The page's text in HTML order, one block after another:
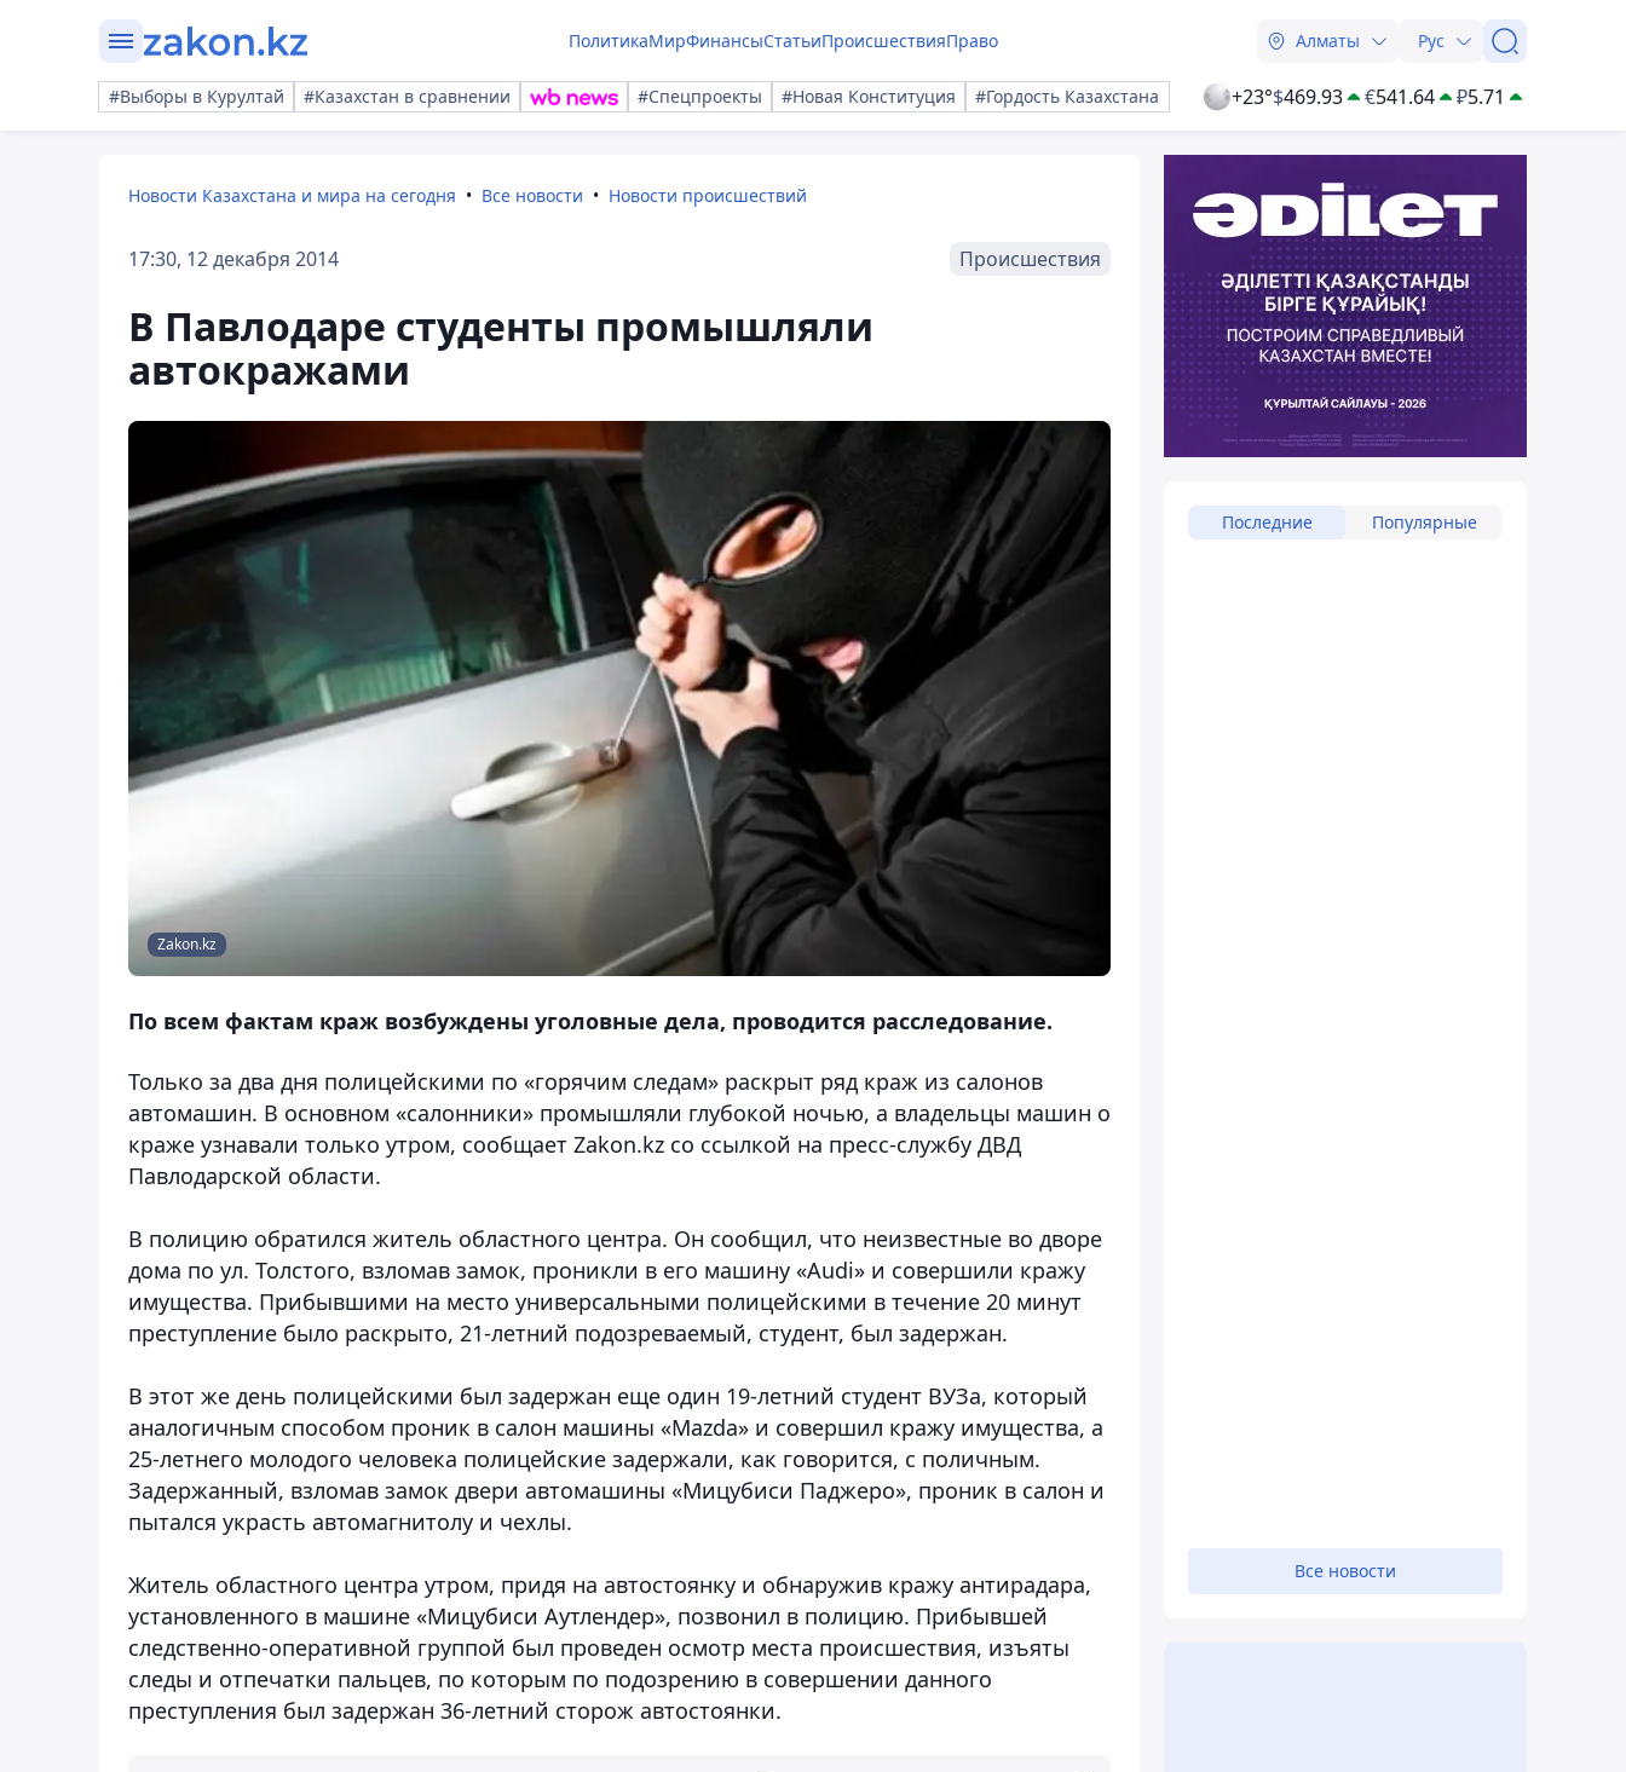
ПолитикаМирФинансыСтатьиПроисшествияПраво Алматы Рус
#Выборы в Курултай #Казахстан в сравнении #Спецпроекты #Новая Конституция #Гордость Казахстана +23°$469.93 €541.64 ₽5.71
Новости Казахстана и мира на сегодня Все новости Новости происшествий
17:30, 12 декабря 2014 Происшествия
В Павлодаре студенты промышляли
автокражами
Zakon.kz
По всем фактам краж возбуждены уголовные дела, проводится расследование.
Только за два дня полицейскими по «горячим следам» раскрыт ряд краж из салонов
автомашин. В основном «салонники» промышляли глубокой ночью, а владельцы машин о
краже узнавали только утром, сообщает Zakon.kz со ссылкой на пресс-службу ДВД
Павлодарской области.
В полицию обратился житель областного центра. Он сообщил, что неизвестные во дворе
дома по ул. Толстого, взломав замок, проникли в его машину «Audi» и совершили кражу
имущества. Прибывшими на место универсальными полицейскими в течение 20 минут
преступление было раскрыто, 21-летний подозреваемый, студент, был задержан.
В этот же день полицейскими был задержан еще один 19-летний студент ВУЗа, который
аналогичным способом проник в салон машины «Mazda» и совершил кражу имущества, а
25-летнего молодого человека полицейские задержали, как говорится, с поличным.
Задержанный, взломав замок двери автомашины «Мицубиси Паджеро», проник в салон и
пытался украсть автомагнитолу и чехлы.
Житель областного центра утром, придя на автостоянку и обнаружив кражу антирадара,
установленного в машине «Мицубиси Аутлендер», позвонил в полицию. Прибывшей
следственно-оперативной группой был проведен осмотр места происшествия, изъяты
следы и отпечатки пальцев, по которым по подозрению в совершении данного
преступления был задержан 36-летний сторож автостоянки.
Последние Популярные
Все новости